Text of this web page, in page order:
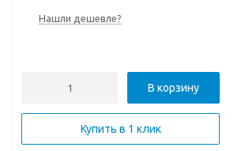
Нашли дешевле?
В корзину
Купить в 1 клик